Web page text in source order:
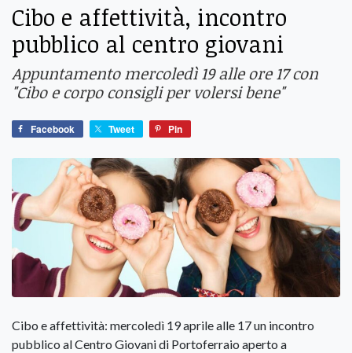
Cibo e affettività, incontro
pubblico al centro giovani
Appuntamento mercoledì 19 alle ore 17 con
"Cibo e corpo consigli per volersi bene"
Facebook Tweet Pin
Cibo e affettività: mercoledì 19 aprile alle 17 un incontro
pubblico al Centro Giovani di Portoferraio aperto a